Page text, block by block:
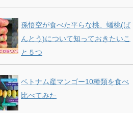
孫悟空が食べた平らな桃、蟠桃(ば
んとう)について知っておきたいこ
と５つ
ベトナム産マンゴー10種類を食べ
比べてみた